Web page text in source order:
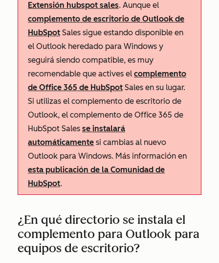
Extensión hubspot sales. Aunque el
complemento de escritorio de Outlook de
HubSpot Sales sigue estando disponible en
el Outlook heredado para Windows y
seguirá siendo compatible, es muy
recomendable que actives el complemento
de Office 365 de HubSpot Sales en su lugar.
Si utilizas el complemento de escritorio de
Outlook, el complemento de Office 365 de
HubSpot Sales se instalará
automáticamente si cambias al nuevo
Outlook para Windows. Más información en
esta publicación de la Comunidad de
HubSpot.
¿En qué directorio se instala el
complemento para Outlook para
equipos de escritorio?